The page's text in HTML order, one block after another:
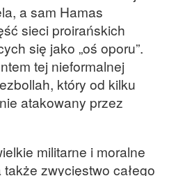
a sam Hamas
sieci proirańskich
się jako „oś oporu”.
tej nieformalnej
który od kilku
atakowany przez
militarne i moralne
zwycięstwo całego